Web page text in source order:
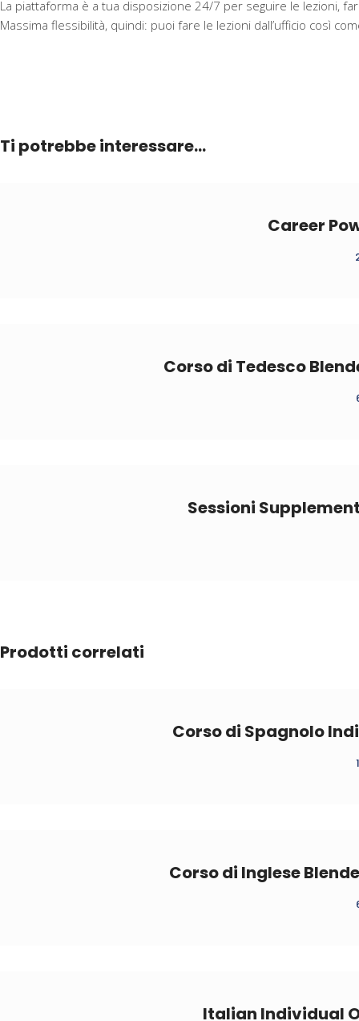
La piattaforma è a tua disposizione 24/7 per seguire le lezioni,
Massima flessibilità, quindi: puoi fare le lezioni dall’ufficio così
Ti potrebbe interessare…
Career
Corso di Tedesco
Sessioni
Prodotti correlati
Corso di Spagnolo
Corso di Inglese
Italian Individual